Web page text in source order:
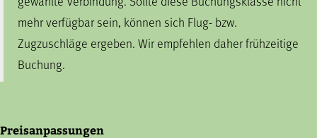
mehr verfügbar sein, können sich Flug- bzw.
Zugzuschläge ergeben. Wir empfehlen daher frühzeitige
Buchung.
Preisanpassungen